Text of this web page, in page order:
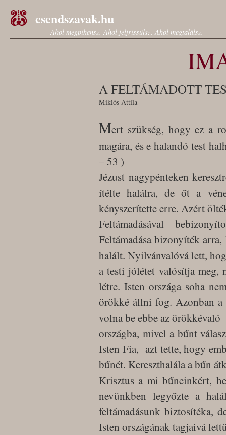
csendszavak.hu
Ahol megpihensz. Ahol felfrissülsz. Ahol megtalálsz.
A FELTÁMADOTT
Miklós Attila
Mert szükség, hogy ez a
magára, és e halandó test
– 53 )
Jézust nagypénteken
ítélte halálra, de őt a
kényszerítette erre. Azért
Feltámadásával
Feltámadása bizonyíték
halált. Nyilvánvalóvá lett,
a testi jólétet valósítja
létre. Isten országa soha
örökké állni fog. Azonban a
volna be ebbe az örökkévaló
országba, mivel a bűnt
Isten Fia, azt tette, hogy
bűnét. Kereszthalála a bűn
Krisztus a mi bűneinkért,
nevünkben legyőzte a
feltámadásunk biztosítéka,
Isten országának tagjaivá